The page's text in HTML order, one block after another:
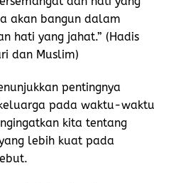
akan bangun dalam
hati yang jahat.” (Hadis
dan Muslim)
pentingnya
pada waktu-waktu
kita tentang
lebih kuat pada